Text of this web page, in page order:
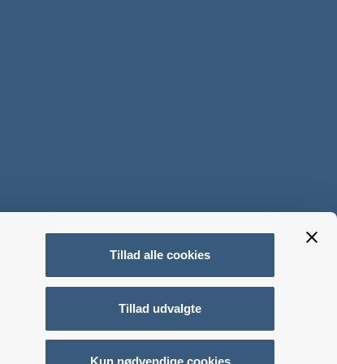
Tillad alle cookies
Tillad udvalgte
Kun nødvendige cookies